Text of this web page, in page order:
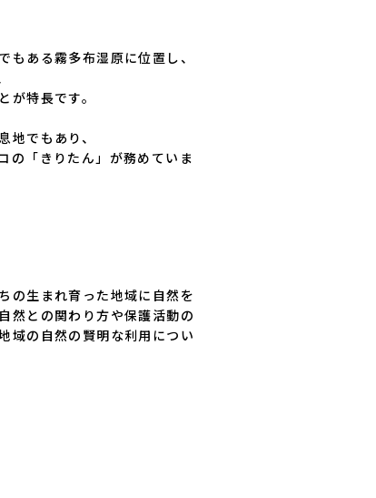
もある霧多布湿原に位置し、
が特長です。
地でもあり、
の「きりたん」が務めていま
の生まれ育った地域に自然を
然との関わり方や保護活動の
域の自然の賢明な利用につい